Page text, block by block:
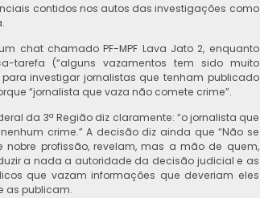
contidos nos autos das investigações como
chat chamado PF-MPF Lava Jato 2, enquanto
tarefa (“alguns vazamentos tem sido muito
investigar jornalistas que tenham publicado
“jornalista que vaza não comete crime”.
da 3ª Região diz claramente: “o jornalista que
crime.” A decisão diz ainda que “Não se
profissão, revelam, mas a mão de quem,
a nada a autoridade da decisão judicial e as
que vazam informações que deveriam eles
as publicam.